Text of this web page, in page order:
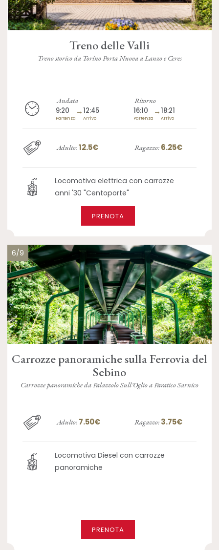
Treno delle Valli
Treno storico da Torino Porta Nuova a Lanzo e Ceres
Andata
9:20
Partenza
→12:45
Arrivo
Ritorno
16:10
Partenza
→18:21
Arrivo
Adulto:12.5€ Ragazzo: 6.25€
Locomotiva elettrica con carrozze
anni '30 "Centoporte"
PRENOTA
6/9
Carrozze panoramiche sulla Ferrovia del
Sebino
Carrozze panoramiche da Palazzolo Sull'Oglio a Paratico Sarnico
Adulto: 7.50€ Ragazzo: 3.75€
Locomotiva Diesel con carrozze
panoramiche
PRENOTA